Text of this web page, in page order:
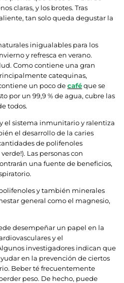
claras, y los brotes. Tras
tan solo queda degustar la
inigualables para los
y refresca en verano.
Como contiene una gran
catequinas,
un poco decaféque se
por un 99,9 % de agua, cubre las
todos.
el sistema inmunitario y ralentiza
el desarrollo de la caries
de polifenoles
Las personas con
una fuente de beneficios,
y también minerales
general como el magnesio,
desempeñar un papel en la
y el
investigadores indican que
en la prevención de ciertos
Beber té frecuentemente
peso. De hecho, puede